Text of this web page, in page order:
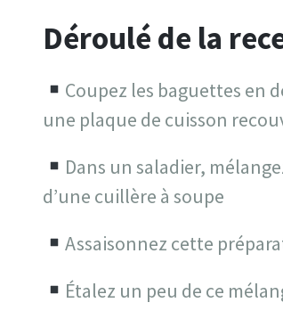
Déroulé de la
Coupez les baguettes en
une plaque de cuisson
Dans un saladier,
d’une cuillère à soupe
Assaisonnez cette
Étalez un peu de ce